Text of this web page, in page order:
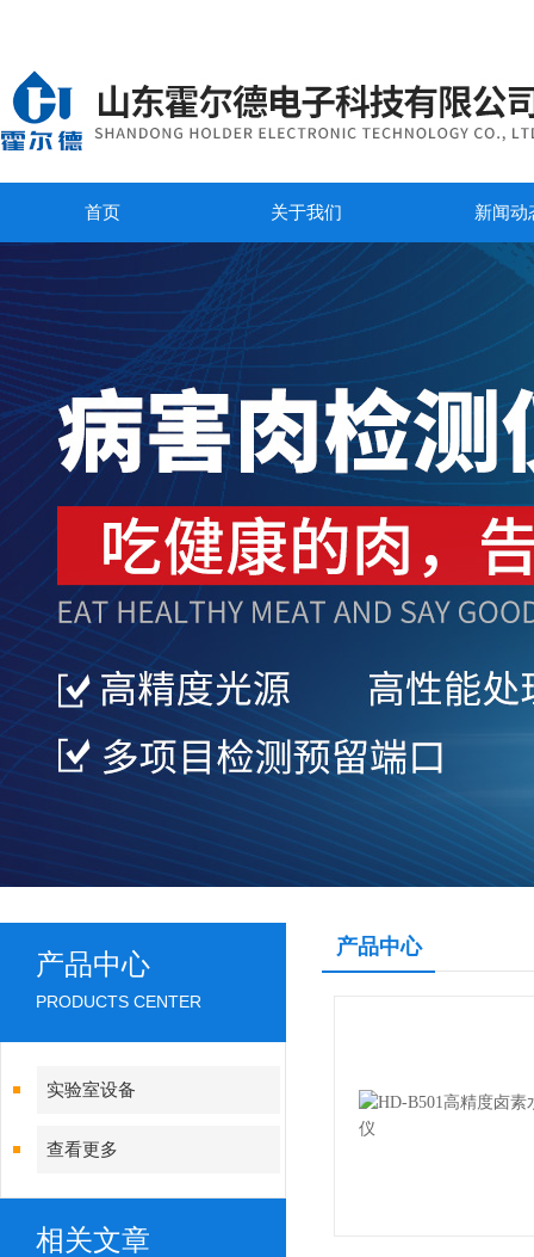
首页 关于我们 新闻动
产品中心
PRODUCTS CENTER
实验室设备
查看更多
相关文章
产品中心